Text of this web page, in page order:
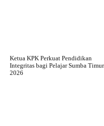
Ketua KPK Perkuat Pendidikan
Integritas bagi Pelajar Sumba Timur
2026